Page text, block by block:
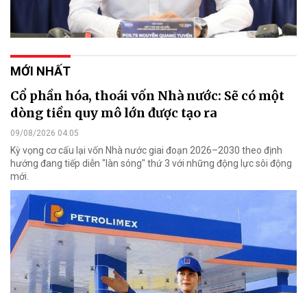
MỚI NHẤT
Cổ phần hóa, thoái vốn Nhà nước: Sẽ có một
dòng tiền quy mô lớn được tạo ra
09/08/2026 04:05
Kỳ vọng cơ cấu lại vốn Nhà nước giai đoạn 2026–2030 theo định
hướng đang tiếp diễn "làn sóng" thứ 3 với những động lực sôi động
mới.